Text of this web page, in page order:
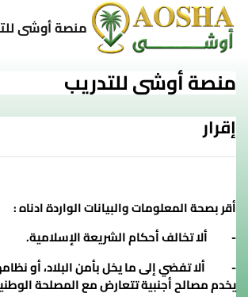
تخطى إلى المحتوى الرئيسي
منصة أوشى
منصة أوشى للتدريب
إقرار
أقر بصحة المعلومات والبيانات الواردة ادناه :
- ألا تخالف أحكام الشريعة الإسلامية.
- ألا تفضي إلى ما يخل بأمن البلاد، أو
يخدم مصالح أجنبية تتعارض مع المصلحة